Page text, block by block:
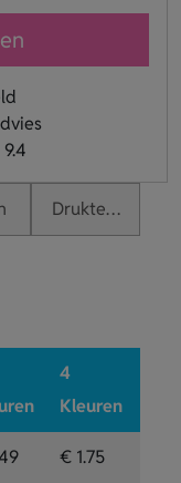
Druktechnieken
4
Kleuren
€ 1.75